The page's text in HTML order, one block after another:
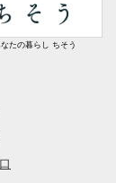
たの暮らし ちそう